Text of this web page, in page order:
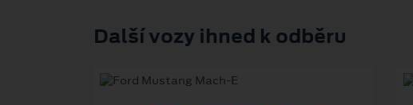
Další vozy ihned k odběru